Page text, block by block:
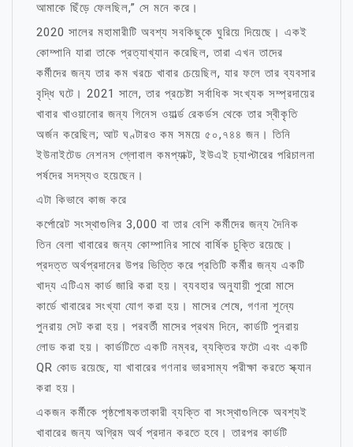
আমাকে ছিঁড়ে ফেলছিল,” সে মনে করে।
2020 সালের মহামারীটি অবশ্য সবকিছুকে ঘুরিয়ে দিয়েছে। একই
কোম্পানি যারা তাকে প্রত্যাখ্যান করেছিল, তারা এখন তাদের
কর্মীদের জন্য তার কম খরচে খাবার চেয়েছিল, যার ফলে তার ব্যবসার
বৃদ্ধি ঘটে। 2021 সালে, তার প্রচেষ্টা সর্বাধিক সংখ্যক সম্প্রদায়ের
খাবার খাওয়ানোর জন্য গিনেস ওয়ার্ল্ড রেকর্ডস থেকে তার স্বীকৃতি
অর্জন করেছিল; আট ঘণ্টারও কম সময়ে ৫০,৭৪৪ জন। তিনি
ইউনাইটেড নেশনস গ্লোবাল কমপ্যাক্ট, ইউএই চ্যাপ্টারের পরিচালনা
পর্ষদের সদস্যও হয়েছেন।
এটা কিভাবে কাজ করে
কর্পোরেট সংস্থাগুলির 3,000 বা তার বেশি কর্মীদের জন্য দৈনিক
তিন বেলা খাবারের জন্য কোম্পানির সাথে বার্ষিক চুক্তি রয়েছে।
প্রদত্ত অর্থপ্রদানের উপর ভিত্তি করে প্রতিটি কর্মীর জন্য একটি
খাদ্য এটিএম কার্ড জারি করা হয়। ব্যবহার অনুযায়ী পুরো মাসে
কার্ডে খাবারের সংখ্যা যোগ করা হয়। মাসের শেষে, গণনা শূন্যে
পুনরায় সেট করা হয়। পরবর্তী মাসের প্রথম দিনে, কার্ডটি পুনরায়
লোড করা হয়। কার্ডটিতে একটি নম্বর, ব্যক্তির ফটো এবং একটি
QR কোড রয়েছে, যা খাবারের গণনার ভারসাম্য পরীক্ষা করতে স্ক্যান
করা হয়।
একজন কর্মীকে পৃষ্ঠপোষকতাকারী ব্যক্তি বা সংস্থাগুলিকে অবশ্যই
খাবারের জন্য অগ্রিম অর্থ প্রদান করতে হবে। তারপর কার্ডটি